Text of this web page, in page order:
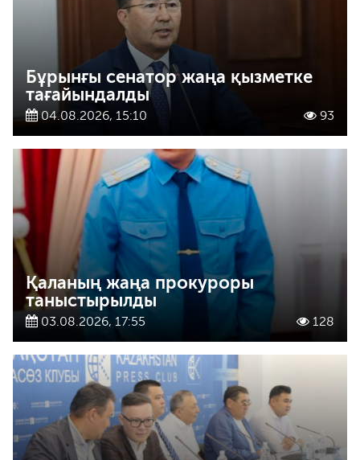
Бұрынғы сенатор жаңа қызметке
тағайындалды
04.08.2026, 15:10 93
Қаланың жаңа прокуроры
таныстырылды
03.08.2026, 17:55 128